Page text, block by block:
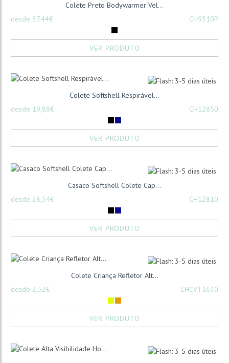
Colete Preto Bodywarmer Vel...
desde 37,44€
CH9310P
VER PRODUTO
Colete Softshell Respirável...
desde 19,88€
CH12850
VER PRODUTO
Casaco Softshell Colete Cap...
desde 28,54€
CH12810
VER PRODUTO
Colete Criança Refletor Alt...
desde 2,52€
CHCVT1630
VER PRODUTO